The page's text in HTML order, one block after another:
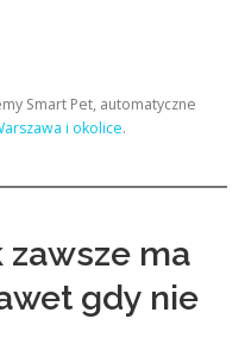
Smart Pet, automatyczne
i okolice.
zawsze ma
gdy nie